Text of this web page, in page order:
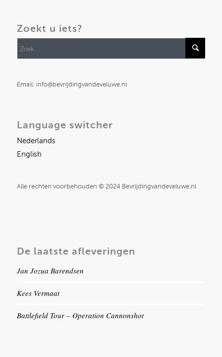
Zoekt u iets?
Email: info@bevrijdingvandeveluwe.nl
Language switcher
Nederlands
English
Alle rechten voorbehouden © 2024 Bevrijdingvandeveluwe.nl
De laatste afleveringen
Jan Jozua Barendsen
Kees Vermaat
Battlefield Tour – Operation Cannonshot